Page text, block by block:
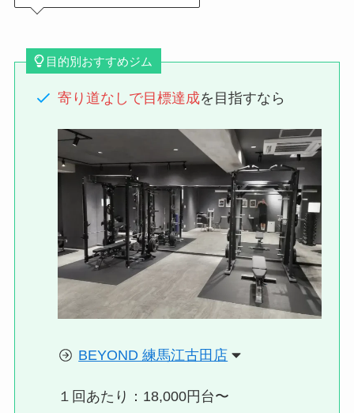
目的別おすすめジム
寄り道なしで目標達成を目指すなら
BEYOND 練馬江古田店
１回あたり：18,000円台〜